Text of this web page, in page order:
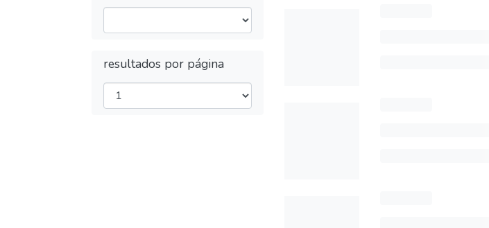
resultados por página